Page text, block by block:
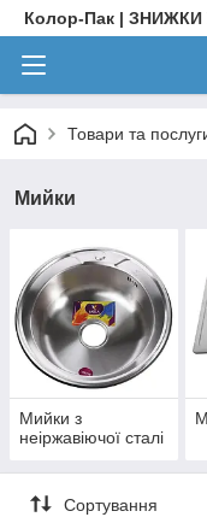
Колор-Пак | ЗНИЖКИ
Товари та
Мийки
Мийки з
неіржавіючої сталі
Сортування